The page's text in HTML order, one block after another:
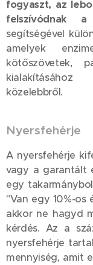
fogyaszt, az
felszívódnak a
segítségével
amelyek
kötőszövetek,
kialakításához
közelebbről.
Nyersfehérje
A nyersfehérje
vagy a garantált
egy
"Van egy 10%-os
akkor ne hagyd
kérdés. Az a
nyersfehérje
mennyiség, amit